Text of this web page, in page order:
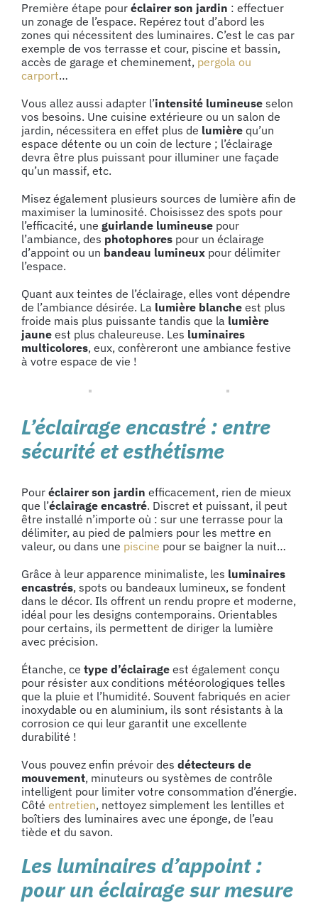
Première étape pour éclairer son jardin : effectuer
un zonage de l’espace. Repérez tout d’abord les
zones qui nécessitent des luminaires. C’est le cas par
exemple de vos terrasse et cour, piscine et bassin,
accès de garage et cheminement, pergola ou
carport…
Vous allez aussi adapter l’intensité lumineuse selon
vos besoins. Une cuisine extérieure ou un salon de
jardin, nécessitera en effet plus de lumière qu’un
espace détente ou un coin de lecture ; l’éclairage
devra être plus puissant pour illuminer une façade
qu’un massif, etc.
Misez également plusieurs sources de lumière afin de
maximiser la luminosité. Choisissez des spots pour
l’efficacité, une guirlande lumineuse pour
l’ambiance, des photophores pour un éclairage
d’appoint ou un bandeau lumineux pour délimiter
l’espace.
Quant aux teintes de l’éclairage, elles vont dépendre
de l’ambiance désirée. La lumière blanche est plus
froide mais plus puissante tandis que la lumière
jaune est plus chaleureuse. Les luminaires
multicolores, eux, confèreront une ambiance festive
à votre espace de vie !
L’éclairage encastré : entre
sécurité et esthétisme
Pour éclairer son jardin efficacement, rien de mieux
que l’éclairage encastré. Discret et puissant, il peut
être installé n’importe où : sur une terrasse pour la
délimiter, au pied de palmiers pour les mettre en
valeur, ou dans une piscine pour se baigner la nuit…
Grâce à leur apparence minimaliste, les luminaires
encastrés, spots ou bandeaux lumineux, se fondent
dans le décor. Ils offrent un rendu propre et moderne,
idéal pour les designs contemporains. Orientables
pour certains, ils permettent de diriger la lumière
avec précision.
Étanche, ce type d’éclairage est également conçu
pour résister aux conditions météorologiques telles
que la pluie et l’humidité. Souvent fabriqués en acier
inoxydable ou en aluminium, ils sont résistants à la
corrosion ce qui leur garantit une excellente
durabilité !
Vous pouvez enfin prévoir des détecteurs de
mouvement, minuteurs ou systèmes de contrôle
intelligent pour limiter votre consommation d’énergie.
Côté entretien, nettoyez simplement les lentilles et
boîtiers des luminaires avec une éponge, de l’eau
tiède et du savon.
Les luminaires d’appoint :
pour un éclairage sur mesure